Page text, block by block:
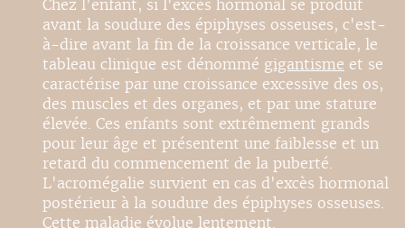
Chez l'enfant, si l'excès hormonal se produit
avant la soudure des épiphyses osseuses, c'est-
à-dire avant la fin de la croissance verticale, le
tableau clinique est dénommé gigantisme et se
caractérise par une croissance excessive des os,
des muscles et des organes, et par une stature
élevée. Ces enfants sont extrêmement grands
pour leur âge et présentent une faiblesse et un
retard du commencement de la puberté.
L'acromégalie survient en cas d'excès hormonal
postérieur à la soudure des épiphyses osseuses.
Cette maladie évolue lentement.